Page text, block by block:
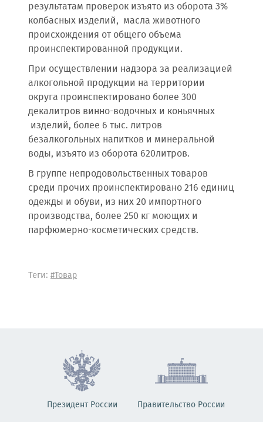
результатам проверок изъято из оборота 3%
колбасных изделий, масла животного
происхождения от общего объема
проинспектированной продукции.
При осуществлении надзора за реализацией
алкогольной продукции на территории
округа проинспектировано более 300
декалитров винно-водочных и коньячных
изделий, более 6 тыс. литров
безалкогольных напитков и минеральной
воды, изъято из оборота 620литров.
В группе непродовольственных товаров
среди прочих проинспектировано 216 единиц
одежды и обуви, из них 20 импортного
производства, более 250 кг моющих и
парфюмерно-косметических средств.
Теги: #Товар
Президент России Правительство России